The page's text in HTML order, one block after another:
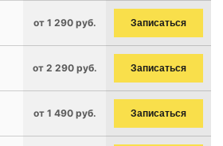
от 1 290 руб. Записаться
от 2 290 руб. Записаться
от 1 490 руб. Записаться